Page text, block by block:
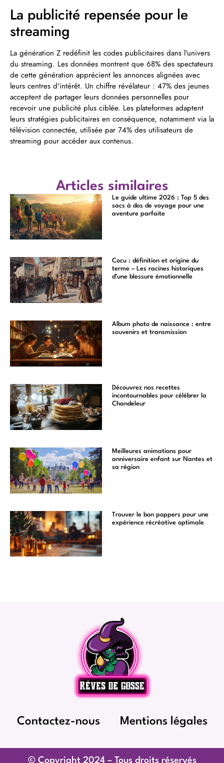
La publicité repensée pour le
streaming
La génération Z redéfinit les codes publicitaires dans l'univers
du streaming. Les données montrent que 68% des spectateurs
de cette génération apprécient les annonces alignées avec
leurs centres d'intérêt. Un chiffre révélateur : 47% des jeunes
acceptent de partager leurs données personnelles pour
recevoir une publicité plus ciblée. Les plateformes adaptent
leurs stratégies publicitaires en conséquence, notamment via la
télévision connectée, utilisée par 74% des utilisateurs de
streaming pour accéder aux contenus.
Articles similaires
Le guide ultime 2026 : Top 5 des
sacs à dos de voyage pour une
aventure parfaite
Cocu : définition et origine du
terme – Les racines historiques
d’une blessure émotionnelle
Album photo de naissance : entre
souvenirs et transmission
Découvrez nos recettes
incontournables pour célébrer la
Chandeleur
Meilleures animations pour
anniversaire enfant sur Nantes et
sa région
Trouver le bon poppers pour une
expérience récréative optimale
Contactez-nous Mentions légales
© Copyright 2024 – Tous droits réservés